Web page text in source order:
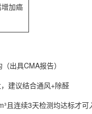
加癌
出具CMA报告）
建议结合通风+除醛
连续3天检测均达标才可